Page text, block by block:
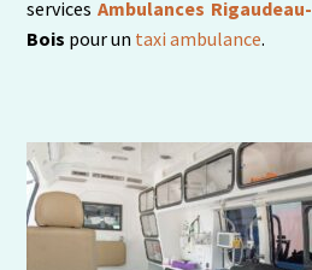
services Ambulances
Bois pour un taxi ambulance.